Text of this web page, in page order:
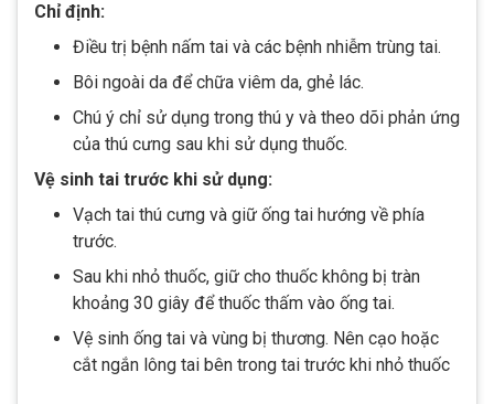
Chỉ định:
Điều trị bệnh nấm tai và các bệnh nhiễm trùng tai.
Bôi ngoài da để chữa viêm da, ghẻ lác.
Chú ý chỉ sử dụng trong thú y và theo dõi phản ứng
của thú cưng sau khi sử dụng thuốc​​.
Vệ sinh tai trước khi sử dụng:
Vạch tai thú cưng và giữ ống tai hướng về phía
trước.
Sau khi nhỏ thuốc, giữ cho thuốc không bị tràn
khoảng 30 giây để thuốc thấm vào ống tai.
Vệ sinh ống tai và vùng bị thương. Nên cạo hoặc
cắt ngắn lông tai bên trong tai trước khi nhỏ thuốc